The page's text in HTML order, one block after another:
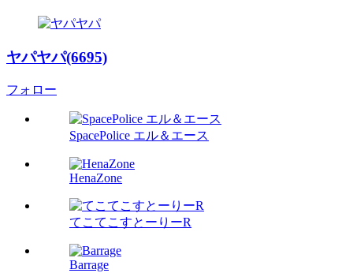
ヤパヤパ(6695)
フォロー
SpacePolice エル＆エース
HenaZone
てこてこすとーりーR
Barrage